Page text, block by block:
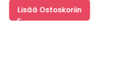
Lisää Ostoskoriin